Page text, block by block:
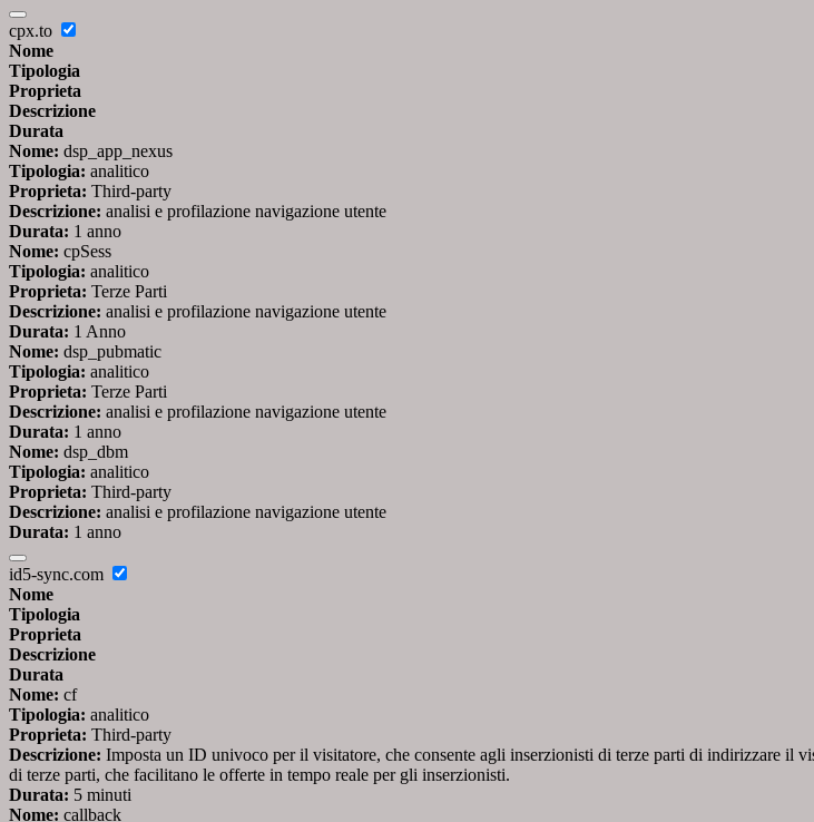
cpx.to
Nome
Tipologia
Proprieta
Descrizione
Durata
Nome: dsp_app_nexus
Tipologia: analitico
Proprieta: Third-party
Descrizione: analisi e profilazione navigazione utente
Durata: 1 anno
Nome: cpSess
Tipologia: analitico
Proprieta: Terze Parti
Descrizione: analisi e profilazione navigazione utente
Durata: 1 Anno
Nome: dsp_pubmatic
Tipologia: analitico
Proprieta: Terze Parti
Descrizione: analisi e profilazione navigazione utente
Durata: 1 anno
Nome: dsp_dbm
Tipologia: analitico
Proprieta: Third-party
Descrizione: analisi e profilazione navigazione utente
Durata: 1 anno
id5-sync.com
Nome
Tipologia
Proprieta
Descrizione
Durata
Nome: cf
Tipologia: analitico
Proprieta: Third-party
Descrizione: Imposta un ID univoco per il visitatore, che consente agli inserzionisti di terze parti di indirizzare il
di terze parti, che facilitano le offerte in tempo reale per gli inserzionisti.
Durata: 5 minuti
Nome: callback